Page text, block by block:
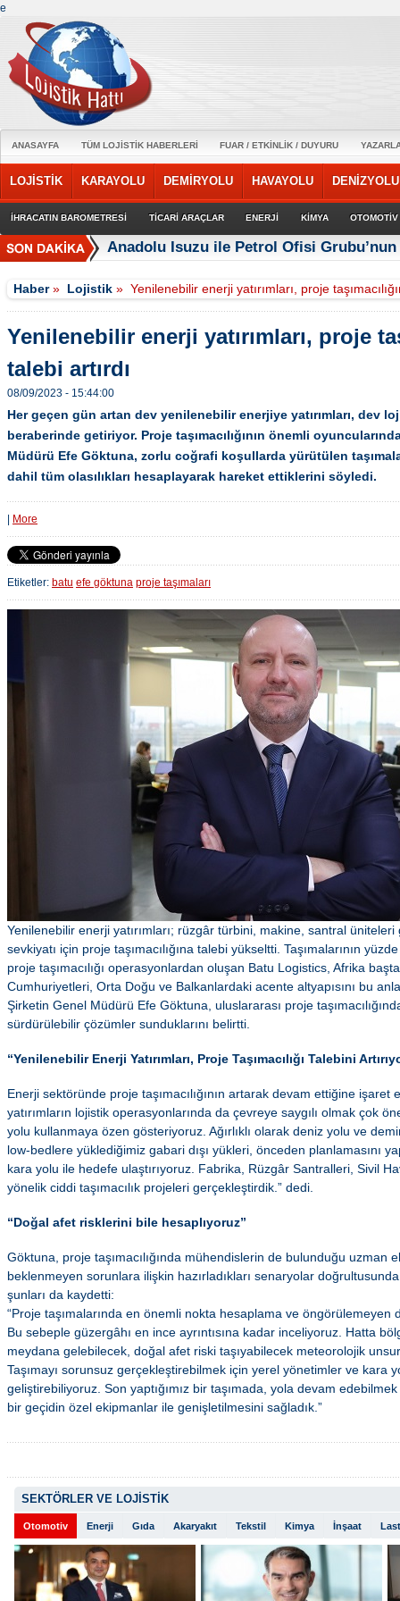
e
ANASAYFA TÜM LOJİSTİK HABERLERİ FUAR / ETKİNLİK / DUYURU
LOJİSTİK KARAYOLU DEMİRYOLU HAVAYOLU DENİZYOLU
İHRACATIN BAROMETRESİ TİCARİ ARAÇLAR ENERJİ KİMYA OTOMOTİV
Anadolu Isuzu ile Petrol Ofisi
Haber» Lojistik »Yenilenebilir enerji yatırımları, proje
Yenilenebilir enerji yatırımları, proje
talebi artırdı
08/09/2023 - 15:44:00
Her geçen gün artan dev yenilenebilir enerjiye yatırımları, dev
beraberinde getiriyor. Proje taşımacılığının önemli
Müdürü Efe Göktuna, zorlu coğrafi koşullarda yürütülen
dahil tüm olasılıkları hesaplayarak hareket ettiklerini söyledi.
More
Etiketler: batu efe göktuna proje taşımaları
Yenilenebilir enerji yatırımları; rüzgâr türbini, makine, santral
sevkiyatı için proje taşımacılığına talebi yükseltti. Taşımalarının
proje taşımacılığı operasyonlardan oluşan Batu Logistics, Afrika
Cumhuriyetleri, Orta Doğu ve Balkanlardaki acente altyapısını bu
Şirketin Genel Müdürü Efe Göktuna, uluslararası proje
sürdürülebilir çözümler sunduklarını belirtti.
“Yenilenebilir Enerji Yatırımları, Proje Taşımacılığı Talebini
Enerji sektöründe proje taşımacılığının artarak devam ettiğine işaret
yatırımların lojistik operasyonlarında da çevreye saygılı olmak çok
yolu kullanmaya özen gösteriyoruz. Ağırlıklı olarak deniz yolu ve
low-bedlere yüklediğimiz gabari dışı yükleri, önceden planlamasını
kara yolu ile hedefe ulaştırıyoruz. Fabrika, Rüzgâr Santralleri, Sivil
yönelik ciddi taşımacılık projeleri gerçekleştirdik.” dedi.
“Doğal afet risklerini bile hesaplıyoruz”
Göktuna, proje taşımacılığında mühendislerin de bulunduğu uzman
beklenmeyen sorunlara ilişkin hazırladıkları senaryolar
şunları da kaydetti:
“Proje taşımalarında en önemli nokta hesaplama ve öngörülemeyen
Bu sebeple güzergâhı en ince ayrıntısına kadar inceliyoruz. Hatta
meydana gelebilecek, doğal afet riski taşıyabilecek meteorolojik
Taşımayı sorunsuz gerçekleştirebilmek için yerel yönetimler ve kara
geliştirebiliyoruz. Son yaptığımız bir taşımada, yola devam
bir geçidin özel ekipmanlar ile genişletilmesini sağladık.”
SEKTÖRLER VE LOJİSTİK
Otomotiv Enerji Gıda Akaryakıt Tekstil Kimya İnşaat